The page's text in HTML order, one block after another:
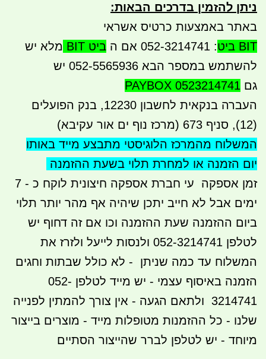
ניתן להזמין בדרכים הבאות:
באתר באמצעות כרטיס אשראי
BIT ביט
: 052-3214741 אם ה ביט BIT
מלא יש
להשתמש במספר הבא 052-5565936 יש
גם PAYBOX 0523214741
העברה בנקאית לחשבון 12230, בנק הפועלים
(12), סניף 673 (מרכז נוף ים אור עקיבא)
המשלוח מהמרכז הלוגיסטי מתבצע מייד באותו
יום הזמנה או למחרת תלוי בשעת ההזמנה
זמן אספקה עי חברת אספקה חיצונית לוקח כ - 7
ימים אבל לא חייב יתכן שיהיה אף מהר יותר תלוי
ביום ההזמנה שעת ההזמנה וכו אם זה דחוף יש
לטלפן 052-3214741 ולנסות לייעל ולזרז את
המשלוח עד כמה שניתן - לא כולל שבתות וחגים
הזמנה באיסוף עצמי - יש מייד לטלפן 052-
3214741 ולתאם הגעה - אין צורך להמתין לפנייה
שלנו - כל ההזמנות מטופלות מייד - מוצרים בייצור
מיוחד - יש לטלפן לברר שהייצור הסתיים